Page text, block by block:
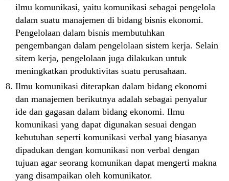
ilmu komunikasi, yaitu komunikasi sebagai pengelola
dalam suatu manajemen di bidang bisnis ekonomi.
Pengelolaan dalam bisnis membutuhkan
pengembangan dalam pengelolaan sistem kerja. Selain
sitem kerja, pengelolaan juga dilakukan untuk
meningkatkan produktivitas suatu perusahaan.
Ilmu komunikasi diterapkan dalam bidang ekonomi
dan manajemen berikutnya adalah sebagai penyalur
ide dan gagasan dalam bidang ekonomi. Ilmu
komunikasi yang dapat digunakan sesuai dengan
kebutuhan seperti komunikasi verbal yang biasanya
dipadukan dengan komunikasi non verbal dengan
tujuan agar seorang komunikan dapat mengerti makna
yang disampaikan oleh komunikator.